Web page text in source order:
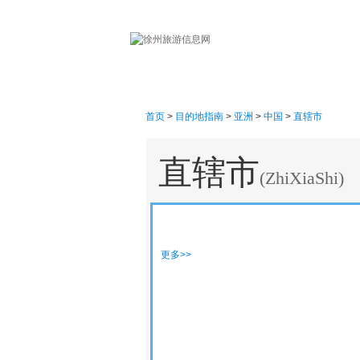
首页 > 目的地指南 > 亚洲 > 中国 > 直辖市
直辖市(ZhiXiaShi)
更多>>